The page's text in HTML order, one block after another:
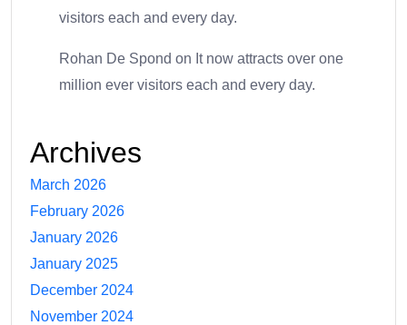
visitors each and every day.
Rohan De Spond on It now attracts over one
million ever visitors each and every day.
Archives
March 2026
February 2026
January 2026
January 2025
December 2024
November 2024